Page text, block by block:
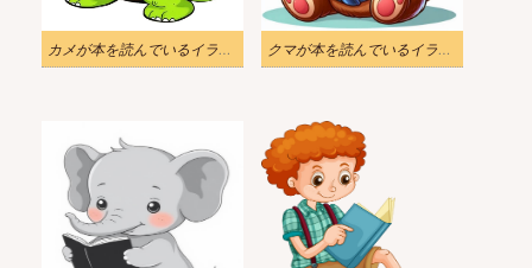
カメが本を読んでいるイラスト クマが本を読んでいるイラスト無料